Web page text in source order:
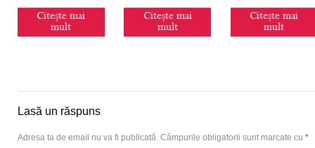
Citește mai
mult
Citește mai
mult
Citește mai
mult
Lasă un răspuns
Adresa ta de email nu va fi publicată. Câmpurile obligatorii sunt marcate cu *